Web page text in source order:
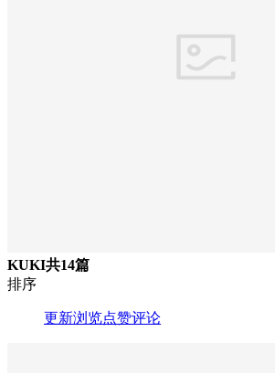
KUKI共14篇
排序
更新浏览点赞评论